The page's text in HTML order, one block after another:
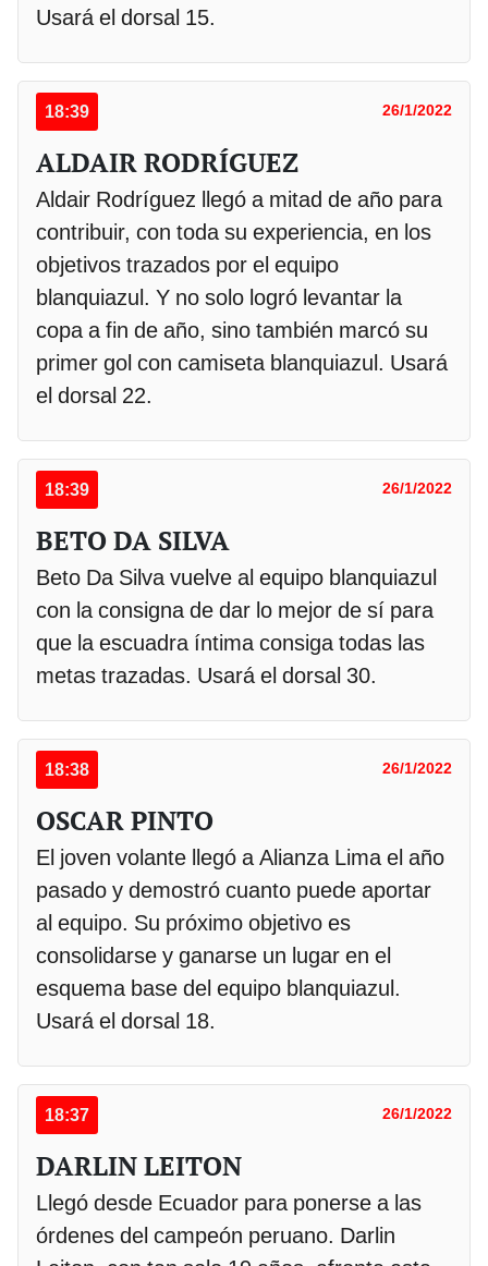
Usará el dorsal 15.
18:39 26/1/2022
ALDAIR RODRÍGUEZ
Aldair Rodríguez llegó a mitad de año para
contribuir, con toda su experiencia, en los
objetivos trazados por el equipo
blanquiazul. Y no solo logró levantar la
copa a fin de año, sino también marcó su
primer gol con camiseta blanquiazul. Usará
el dorsal 22.
18:39 26/1/2022
BETO DA SILVA
Beto Da Silva vuelve al equipo blanquiazul
con la consigna de dar lo mejor de sí para
que la escuadra íntima consiga todas las
metas trazadas. Usará el dorsal 30.
18:38 26/1/2022
OSCAR PINTO
El joven volante llegó a Alianza Lima el año
pasado y demostró cuanto puede aportar
al equipo. Su próximo objetivo es
consolidarse y ganarse un lugar en el
esquema base del equipo blanquiazul.
Usará el dorsal 18.
18:37 26/1/2022
DARLIN LEITON
Llegó desde Ecuador para ponerse a las
órdenes del campeón peruano. Darlin